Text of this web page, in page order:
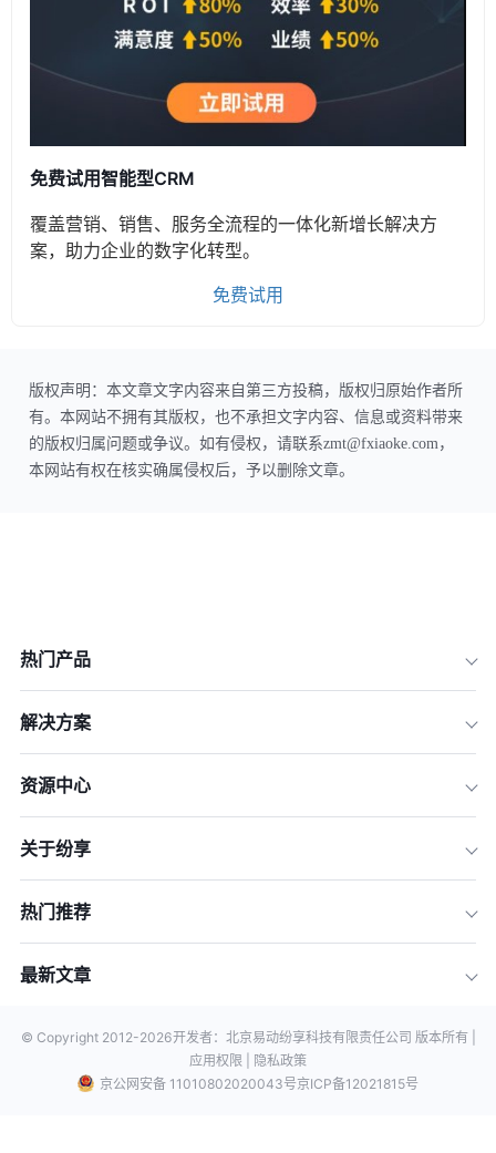
免费试用智能型CRM
覆盖营销、销售、服务全流程的一体化新增长解决方
案，助力企业的数字化转型。
免费试用
版权声明：本文章文字内容来自第三方投稿，版权归原始作者所
有。本网站不拥有其版权，也不承担文字内容、信息或资料带来
的版权归属问题或争议。如有侵权，请联系zmt@fxiaoke.com，
本网站有权在核实确属侵权后，予以删除文章。
热门产品
解决方案
资源中心
关于纷享
热门推荐
最新文章
© Copyright 2012-2026开发者：北京易动纷享科技有限责任公司 版本所有 |
应用权限 |
隐私政策
京公网安备 11010802020043号京ICP备12021815号